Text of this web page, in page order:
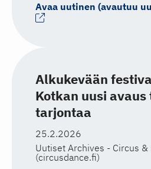
Avaa uutinen (avautuu
Alkukevään
Kotkan uusi
tarjontaa
25.2.2026
Uutiset Archives - Circus &
(circusdance.fi)